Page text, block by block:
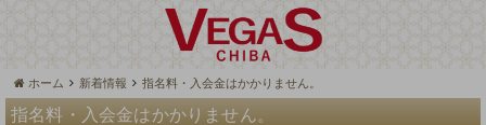
ホーム 新着情報 指名料・入会金はかかりません。
指名料・入会金はかかりません。